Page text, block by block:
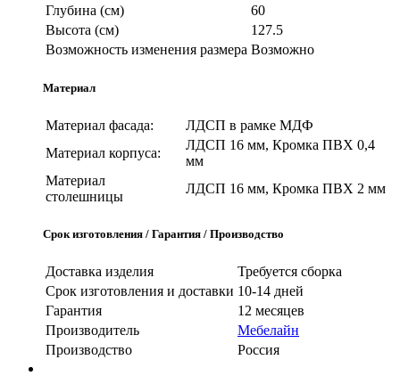
Глубина (см)
60
Высота (см)
127.5
Возможность изменения размера Возможно
Материал
Материал фасада:
ЛДСП в рамке МДФ
Материал корпуса:
ЛДСП 16 мм, Кромка ПВХ 0,4
мм
Материал
столешницы
ЛДСП 16 мм, Кромка ПВХ 2 мм
Срок изготовления / Гарантия / Производство
Доставка изделия
Требуется сборка
Срок изготовления и доставки 10-14 дней
Гарантия
12 месяцев
Производитель
Мебелайн
Производство
Россия